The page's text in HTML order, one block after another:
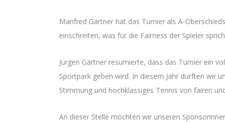
Manfred Gärtner hat das Turnier als A-
einschreiten, was für die Fairness der Spieler
Jürgen Gärtner resümierte, dass das Turnier ein
Sportpark geben wird. In diesem Jahr durften wir
Stimmung und hochklassiges Tennis von fairen
An dieser Stelle möchten wir unseren